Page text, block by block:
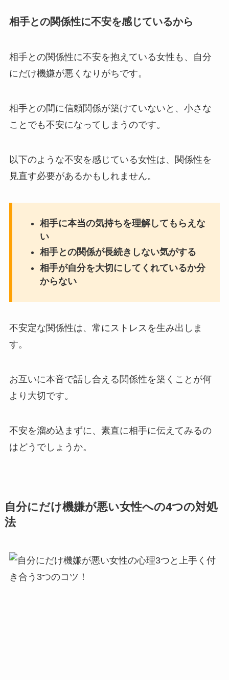
相手との関係性に不安を感じているから
相手との関係性に不安を抱えている女性も、自分
にだけ機嫌が悪くなりがちです。
相手との間に信頼関係が築けていないと、小さな
ことでも不安になってしまうのです。
以下のような不安を感じている女性は、関係性を
見直す必要があるかもしれません。
相手に本当の気持ちを理解してもらえな
い
相手との関係が長続きしない気がする
相手が自分を大切にしてくれているか分
からない
不安定な関係性は、常にストレスを生み出しま
す。
お互いに本音で話し合える関係性を築くことが何
より大切です。
不安を溜め込まずに、素直に相手に伝えてみるの
はどうでしょうか。
自分にだけ機嫌が悪い女性への4つの対処
法